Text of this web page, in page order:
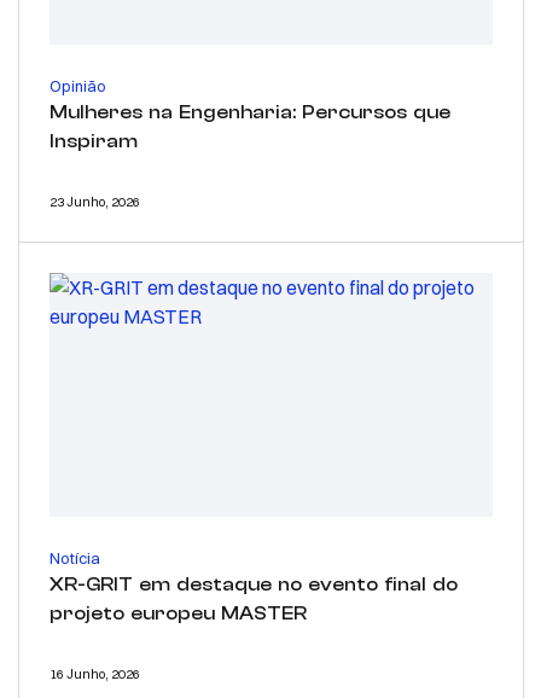
Opinião
Mulheres na Engenharia: Percursos que
Inspiram
23 Junho, 2026
Notícia
XR-GRIT em destaque no evento final do
projeto europeu MASTER
16 Junho, 2026